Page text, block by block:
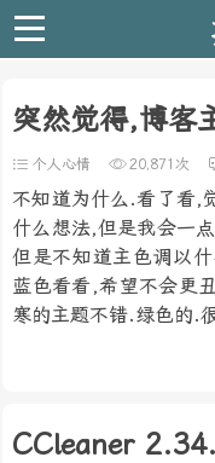
突然觉得,博客
个人心情 20,871次
不知道为什么.看了看,
什么想法,但是我会一
但是不知道主色调以
蓝色看看,希望不会更
寒的主题不错.绿色的.
CCleaner